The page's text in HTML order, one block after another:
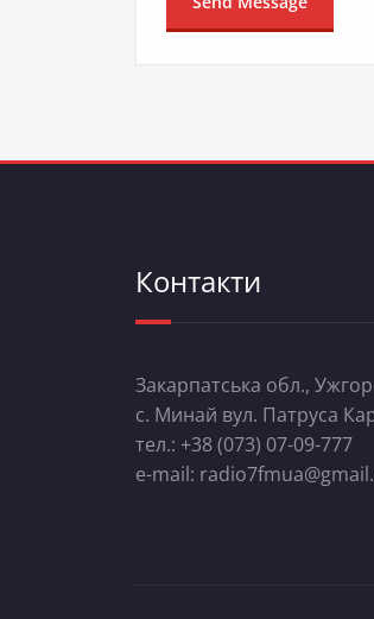
Контакти
Закарпатська обл.,
с. Минай вул. Патруса
тел.: +38 (073) 07-09-777
e-mail: